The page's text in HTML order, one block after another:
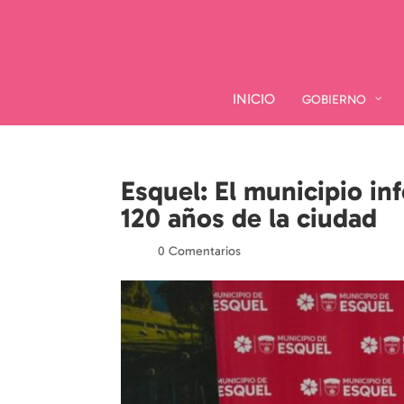
INICIO GOBIERNO
INICIO GOBIERNO
Esquel: El municipio
120 años de la ciudad
|0 Comentarios